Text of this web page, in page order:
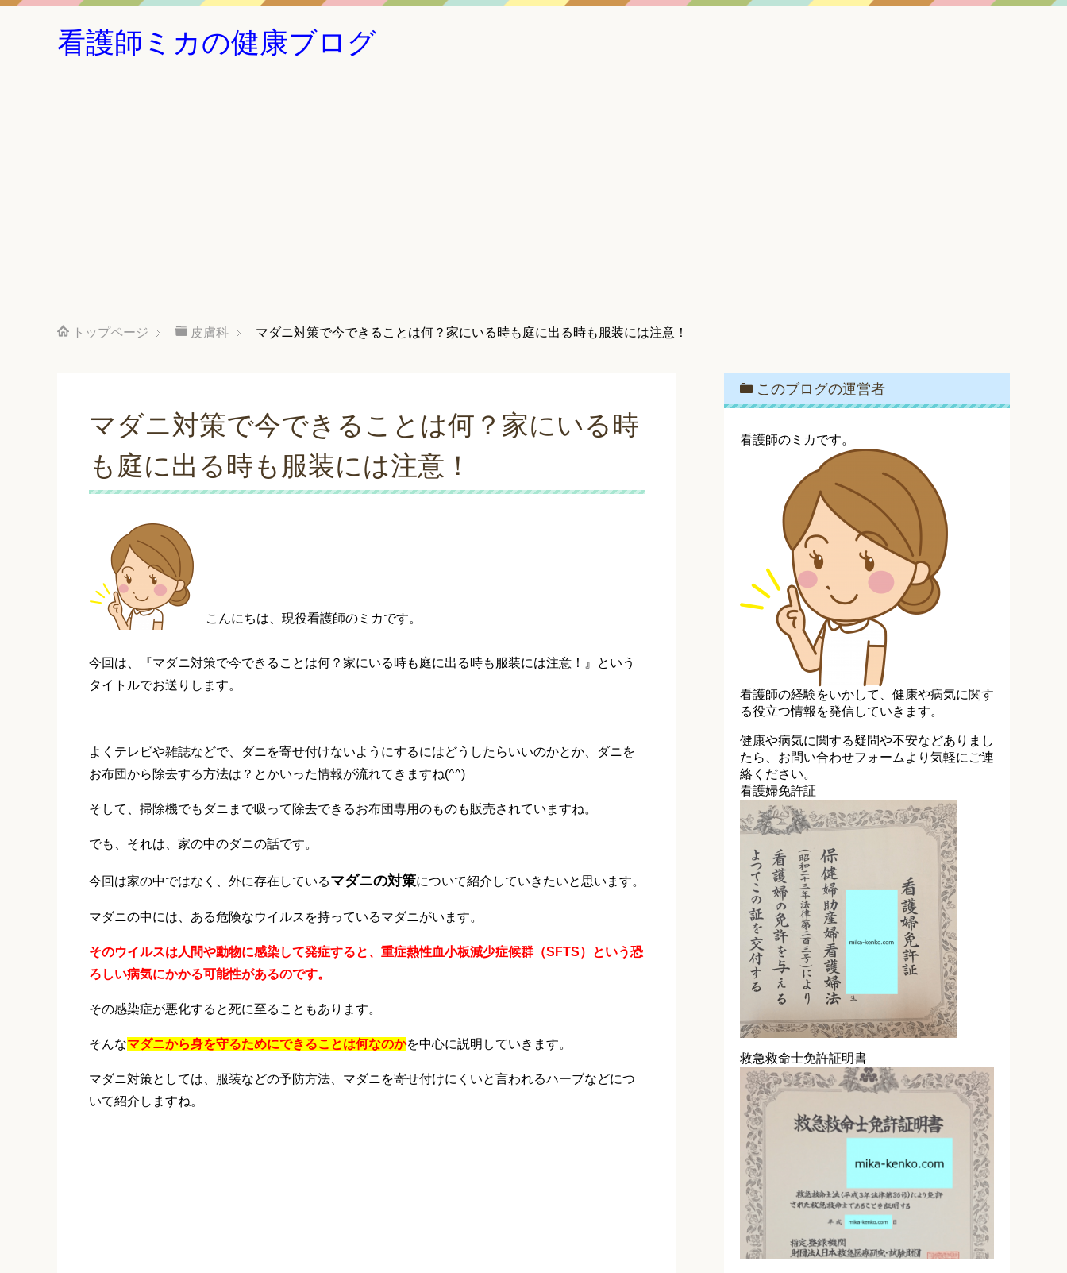
看護師ミカの健康ブログ
トップページ 皮膚科 マダニ対策で今できることは何？家にいる時も庭に出る時も服装には注意！
マダニ対策で今できることは何？家にいる時
も庭に出る時も服装には注意！
こんにちは、現役看護師のミカです。
今回は、『マダニ対策で今できることは何？家にいる時も庭に出る時も服装には注意！』という
タイトルでお送りします。
よくテレビや雑誌などで、ダニを寄せ付けないようにするにはどうしたらいいのかとか、ダニを
お布団から除去する方法は？とかいった情報が流れてきますね(^^)
そして、掃除機でもダニまで吸って除去できるお布団専用のものも販売されていますね。
でも、それは、家の中のダニの話です。
今回は家の中ではなく、外に存在しているマダニの対策について紹介していきたいと思います。
マダニの中には、ある危険なウイルスを持っているマダニがいます。
そのウイルスは人間や動物に感染して発症すると、重症熱性血小板減少症候群（SFTS）という恐
ろしい病気にかかる可能性があるのです。
その感染症が悪化すると死に至ることもあります。
そんなマダニから身を守るためにできることは何なのかを中心に説明していきます。
マダニ対策としては、服装などの予防方法、マダニを寄せ付けにくいと言われるハーブなどにつ
いて紹介しますね。
このブログの運営者
看護師のミカです。
看護師の経験をいかして、健康や病気に関す
る役立つ情報を発信していきます。
健康や病気に関する疑問や不安などありまし
たら、お問い合わせフォームより気軽にご連
絡ください。
看護婦免許証
救急救命士免許証明書